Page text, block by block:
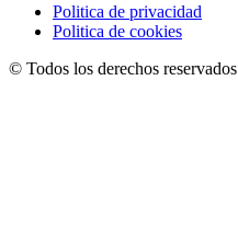
Politica de privacidad
Politica de cookies
© Todos los derechos reservados